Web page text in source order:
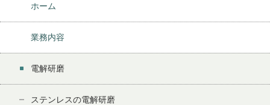
ホーム
業務内容
電解研磨
ステンレスの電解研磨